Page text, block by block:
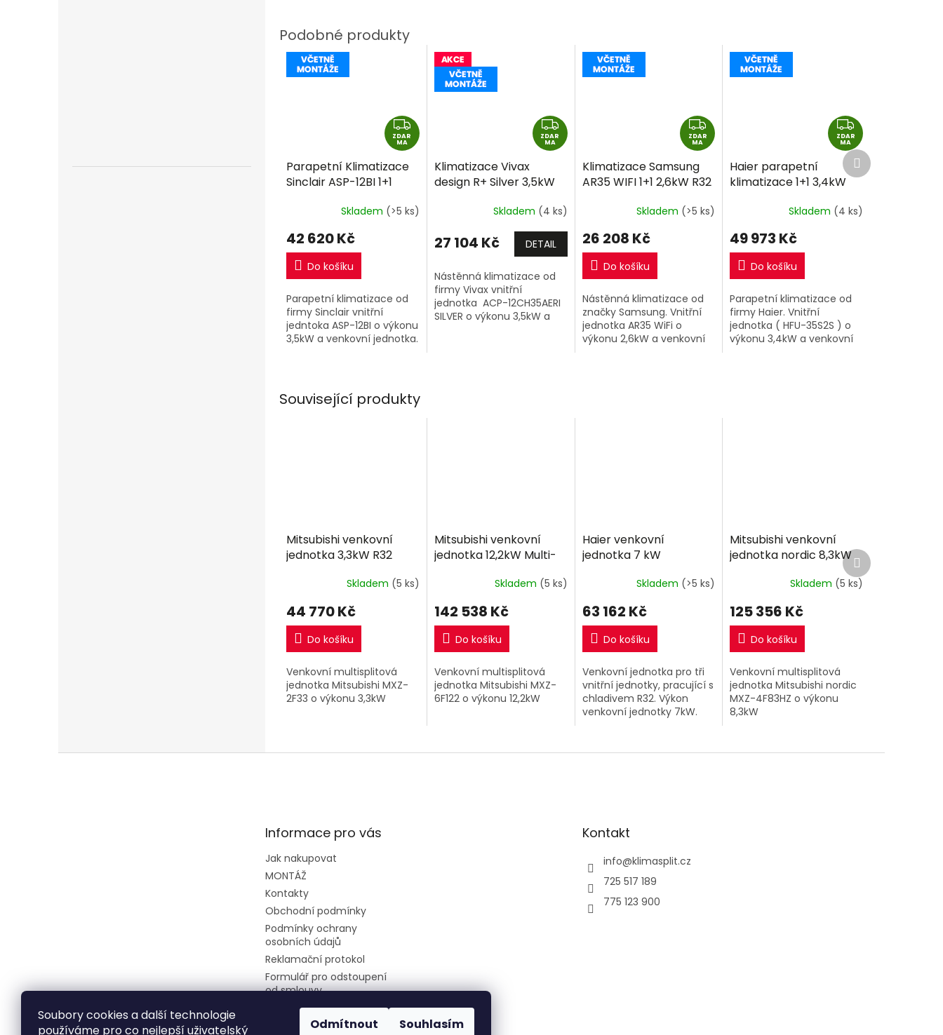
Soubory cookies a další technologie
používáme pro co nejlepší uživatelský
Odmítnout Souhlasím
Související produkty
Mitsubishi venkovní
jednotka 3,3kW R32
Skladem (5 ks)
44 770 Kč
Do košíku
Venkovní multisplitová
jednotka Mitsubishi MXZ-
2F33 o výkonu 3,3kW
Mitsubishi venkovní
jednotka 12,2kW Multi-
Skladem (5 ks)
142 538 Kč
Do košíku
Venkovní multisplitová
jednotka Mitsubishi MXZ-
6F122 o výkonu 12,2kW
Haier venkovní
jednotka 7 kW
Skladem (>5 ks)
63 162 Kč
Do košíku
Venkovní jednotka pro tři
vnitřní jednotky, pracující s
chladivem R32. Výkon
venkovní jednotky 7kW.
Mitsubishi venkovní
jednotka nordic 8,3kW
Skladem (5 ks)
125 356 Kč
Do košíku
Venkovní multisplitová
jednotka Mitsubishi nordic
MXZ-4F83HZ o výkonu
8,3kW
Další
produkt
Z
D
A
ZDAR
MA
Parapetní Klimatizace
Sinclair ASP-12BI 1+1
Skladem (>5 ks)
42 620 Kč
Do košíku
Parapetní klimatizace od
firmy Sinclair vnitřní
jedntoka ASP-12BI o výkonu
3,5kW a venkovní jednotka.
Z
D
A
ZDAR
MA
Klimatizace Vivax
design R+ Silver 3,5kW
+dárek zdarma
Skladem (4 ks)
27 104 Kč DETAIL
Nástěnná klimatizace od
firmy Vivax vnitřní
jednotka ACP-12CH35AERI
SILVER o výkonu 3,5kW a
Z
D
R
M
A
ZDAR
MA
Klimatizace Samsung
AR35 WIFI 1+1 2,6kW R32
Skladem (>5 ks)
26 208 Kč
Do košíku
Nástěnná klimatizace od
značky Samsung. Vnitřní
jednotka AR35 WiFi o
výkonu 2,6kW a venkovní
Z
D
A
R
A
ZDAR
MA
Haier parapetní
klimatizace 1+1 3,4kW
Skladem (4 ks)
49 973 Kč
Do košíku
Parapetní klimatizace od
firmy Haier. Vnitřní
jednotka ( HFU-35S2S ) o
výkonu 3,4kW a venkovní
Další
produkt
Informace pro vás
Jak nakupovat
MONTÁŽ
Kontakty
Obchodní podmínky
Podmínky ochrany
osobních údajů
Reklamační protokol
Formulář pro odstoupení
od smlouvy
Kontakt
info@klimasplit.cz
725 517 189
775 123 900